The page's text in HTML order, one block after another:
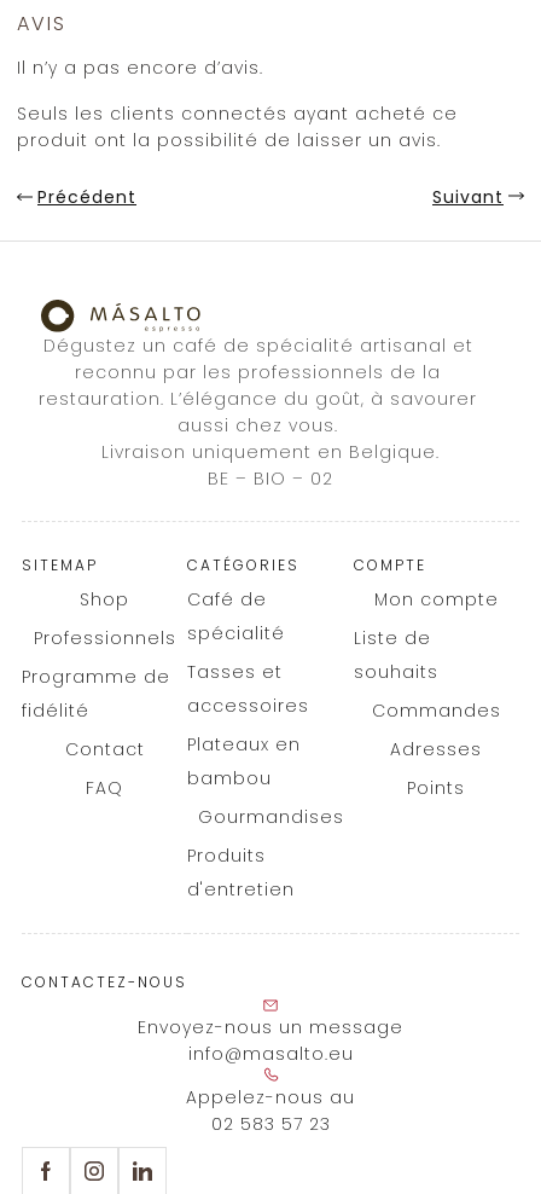
AVIS
Il n’y a pas encore d’avis.
Seuls les clients connectés ayant acheté ce
produit ont la possibilité de laisser un avis.
Précédent Suivant
Dégustez un café de spécialité artisanal et
reconnu par les professionnels de la
restauration. L’élégance du goût, à savourer
aussi chez vous.
Livraison uniquement en Belgique.
BE – BIO – 02
SITEMAP
Shop
Professionnels
Programme de
fidélité
Contact
FAQ
CATÉGORIES
Café de
spécialité
Tasses et
accessoires
Plateaux en
bambou
Gourmandises
Produits
d'entretien
COMPTE
Mon compte
Liste de
souhaits
Commandes
Adresses
Points
CONTACTEZ-NOUS
Envoyez-nous un message
info@masalto.eu
Appelez-nous au
02 583 57 23